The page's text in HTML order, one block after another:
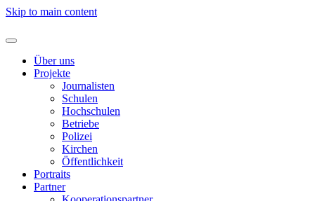
Skip to main content
Über uns
Projekte
Journalisten
Schulen
Hochschulen
Betriebe
Polizei
Kirchen
Öffentlichkeit
Portraits
Partner